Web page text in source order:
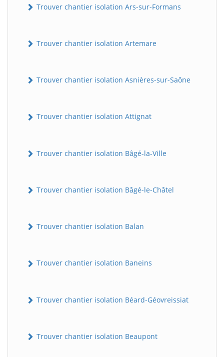
Trouver chantier isolation Ars-sur-Formans
Trouver chantier isolation Artemare
Trouver chantier isolation Asnières-sur-Saône
Trouver chantier isolation Attignat
Trouver chantier isolation Bâgé-la-Ville
Trouver chantier isolation Bâgé-le-Châtel
Trouver chantier isolation Balan
Trouver chantier isolation Baneins
Trouver chantier isolation Béard-Géovreissiat
Trouver chantier isolation Beaupont